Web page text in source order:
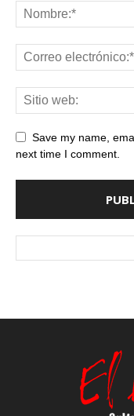
Save my name,
next time I comment.